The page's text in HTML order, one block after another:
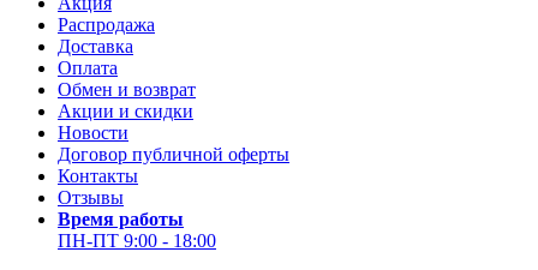
Распродажа
Доставка
Оплата
Обмен и возврат
Акции и скидки
Новости
Договор публичной оферты
Контакты
Отзывы
Время работы
ПН-ПТ 9:00 - 18:00